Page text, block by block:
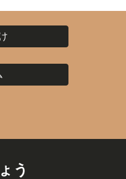
う